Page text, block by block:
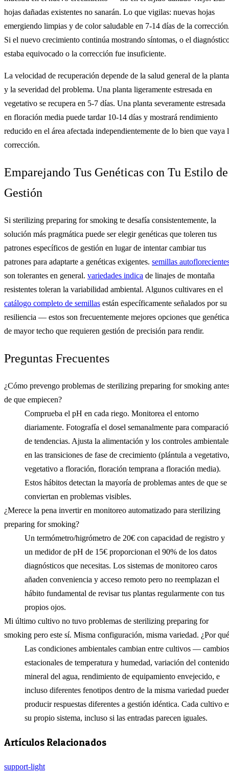
hojas dañadas existentes no sanarán. Lo que vigilas: nuevas hojas
emergiendo limpias y de color saludable en 7-14 días de la
Si el nuevo crecimiento continúa mostrando síntomas, o el
estaba equivocado o la corrección fue insuficiente.
La velocidad de recuperación depende de la salud general de la planta
y la severidad del problema. Una planta ligeramente estresada en
vegetativo se recupera en 5-7 días. Una planta severamente estresada
en floración media puede tardar 10-14 días y mostrará rendimiento
reducido en el área afectada independientemente de lo bien que vaya
corrección.
Emparejando Tus Genéticas con Tu Estilo de
Gestión
Si sterilizing preparing for smoking te desafía consistentemente, la
solución más pragmática puede ser elegir genéticas que toleren tus
patrones específicos de gestión en lugar de intentar cambiar tus
patrones para adaptarte a genéticas exigentes. semillas
son tolerantes en general. variedades indica de linajes de montaña
resistentes toleran la variabilidad ambiental. Algunos cultivares en el
catálogo completo de semillas están específicamente señalados por su
resiliencia — estos son frecuentemente mejores opciones que
de mayor techo que requieren gestión de precisión para rendir.
Preguntas Frecuentes
¿Cómo prevengo problemas de sterilizing preparing for smoking
de que empiecen?
Comprueba el pH en cada riego. Monitorea el entorno
diariamente. Fotografía el dosel semanalmente para
de tendencias. Ajusta la alimentación y los controles
en las transiciones de fase de crecimiento (plántula a vegetativo,
vegetativo a floración, floración temprana a floración media).
Estos hábitos detectan la mayoría de problemas antes de que se
conviertan en problemas visibles.
¿Merece la pena invertir en monitoreo automatizado para sterilizing
preparing for smoking?
Un termómetro/higrómetro de 20€ con capacidad de registro y
un medidor de pH de 15€ proporcionan el 90% de los datos
diagnósticos que necesitas. Los sistemas de monitoreo caros
añaden conveniencia y acceso remoto pero no reemplazan el
hábito fundamental de revisar tus plantas regularmente con tus
propios ojos.
Mi último cultivo no tuvo problemas de sterilizing preparing for
smoking pero este sí. Misma configuración, misma variedad. ¿Por
Las condiciones ambientales cambian entre cultivos — cambios
estacionales de temperatura y humedad, variación del contenido
mineral del agua, rendimiento de equipamiento envejecido, e
incluso diferentes fenotipos dentro de la misma variedad
producir respuestas diferentes a gestión idéntica. Cada cultivo
su propio sistema, incluso si las entradas parecen iguales.
Artículos Relacionados
support-light